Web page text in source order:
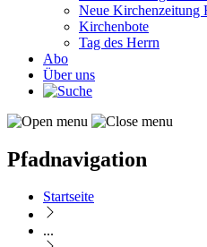
Neue Kirchenzeitung
Kirchenbote
Tag des Herrn
Abo
Über uns
Pfadnavigation
Startseite
...